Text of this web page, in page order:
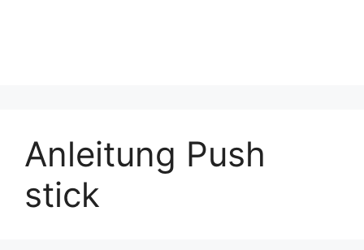
Anleitung Push
stick